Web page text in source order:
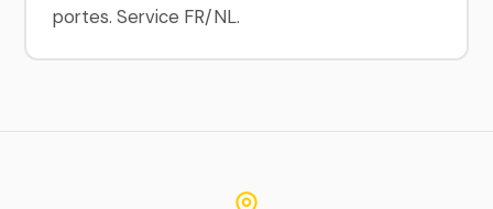
portes. Service FR/NL.